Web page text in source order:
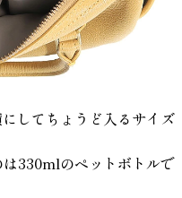
してちょうど入るサイズ
330mlのペットボトルで